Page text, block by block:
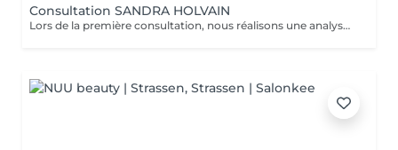
Consultation SANDRA HOLVAIN
Lors de la première consultation, nous réalisons une analyse personnalisée de votre peau et de votre routine cosmétique. Nous définissons ensuite un plan de traitement sur mesure, adapté à vos besoins et à vos objectifs.